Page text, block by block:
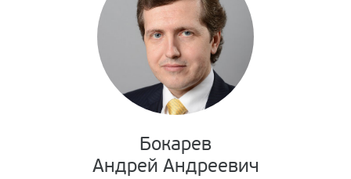
Бокарев
Андрей Андреевич